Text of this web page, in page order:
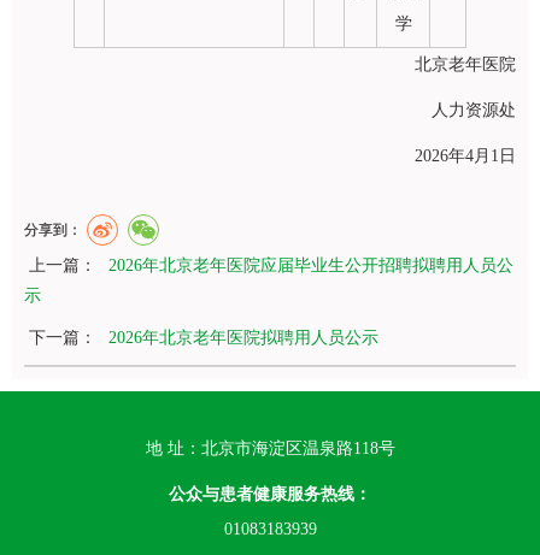
学
北京老年医院
人力资源处
2026年4月1日
分享到：
上一篇：
2026年北京老年医院应届毕业生公开招聘拟聘用人员公
示
下一篇： 2026年北京老年医院拟聘用人员公示
地 址：北京市海淀区温泉路118号
公众与患者健康服务热线：
01083183939